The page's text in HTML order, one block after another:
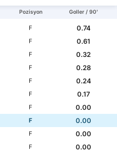
Pozisyon Goller / 90'
F
0.74
F
0.61
F
0.32
F
0.28
F
0.24
F
0.17
F
0.00
F
0.00
F
0.00
F 0.00